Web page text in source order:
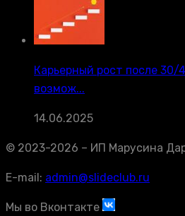
Карьерный рост после
возмож...
14.06.2025
© 2023-2026 – ИП Марусина
E-mail: admin@slideclub.ru
Мы во Вконтакте